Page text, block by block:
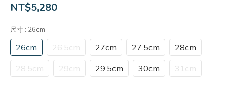
NT$5,280
尺寸 : 26cm
26cm 26.5cm 27cm 27.5cm 28cm
28.5cm 29cm 29.5cm 30cm 31cm